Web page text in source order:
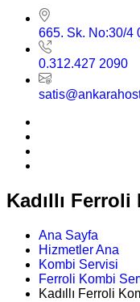
665. Sk. No:30/4
0.312.427 2090
Kadıllı
Ana Sayfa
Hizmetler Ana
Kombi Servisi
Ferroli Kombi
Kadıllı Ferroli